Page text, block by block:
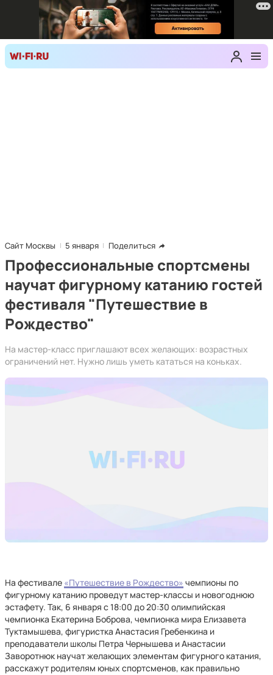
Сайт Москвы 5 января Поделиться
Профессиональные спортсмены
научат фигурному катанию гостей
фестиваля "Путешествие в
Рождество"
На мастер-класс приглашают всех желающих: возрастных
ограничений нет. Нужно лишь уметь кататься на коньках.
На фестивале «Путешествие в Рождество» чемпионы по
фигурному катанию проведут мастер-классы и новогоднюю
эстафету. Так, 6 января с 18:00 до 20:30 олимпийская
чемпионка Екатерина Боброва, чемпионка мира Елизавета
Туктамышева, фигуристка Анастасия Гребенкина и
преподаватели школы Петра Чернышева и Анастасии
Заворотнюк научат желающих элементам фигурного катания,
расскажут родителям юных спортсменов, как правильно